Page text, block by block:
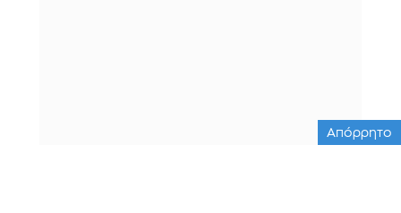
Απόρρητο